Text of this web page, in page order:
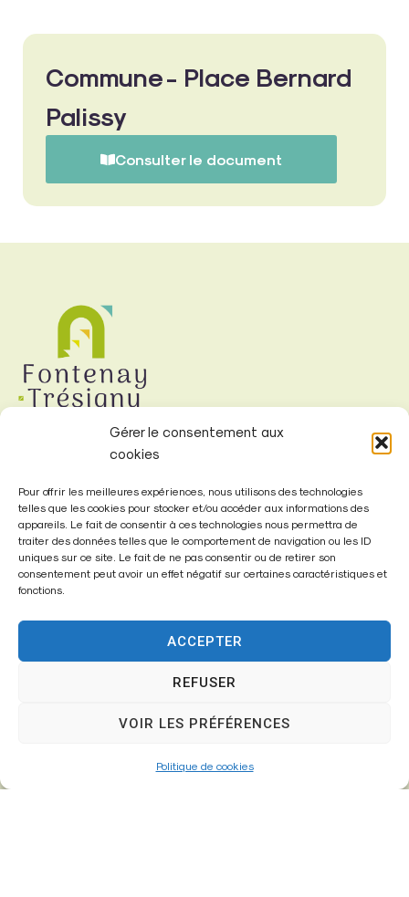
Gérer le consentement aux
cookies
Pour offrir les meilleures expériences, nous utilisons des technologies
telles que les cookies pour stocker et/ou accéder aux informations des
appareils. Le fait de consentir à ces technologies nous permettra de
traiter des données telles que le comportement de navigation ou les ID
uniques sur ce site. Le fait de ne pas consentir ou de retirer son
consentement peut avoir un effet négatif sur certaines caractéristiques et
fonctions.
ACCEPTER
REFUSER
VOIR LES PRÉFÉRENCES
Politique de cookies
Commune - Place Bernard
Palissy
Consulter le document
Mairie de
Fontenay-Trésigny
Mairie,
26 Av. du Général de Gaulle
01 64 25 90 67
mairie@fontenay-tresigny.fr